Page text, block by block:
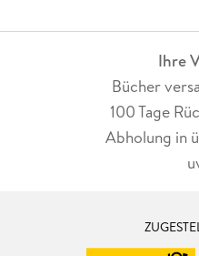
Ihre
Bücher
100 Tage
Abholung in